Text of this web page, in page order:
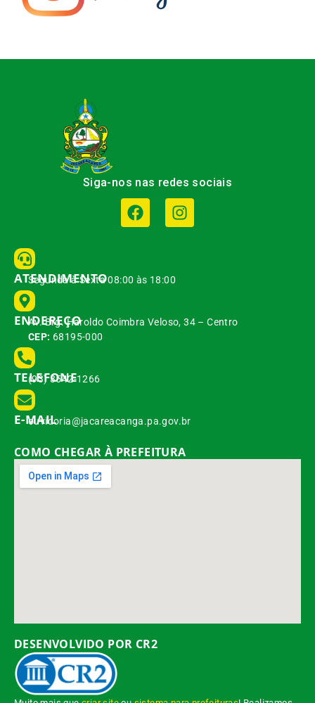
Siga-nos nas redes sociais
ATENDIMENTO
Segunda à Sexta 08:00 às 18:00
ENDEREÇO
Av. Brg. Haroldo Coimbra Veloso, 34 – Centro
CEP: 68195-000
TELEFONE
(93) 3542-1266
E-MAIL
ouvidoria@jacareacanga.pa.gov.br
COMO CHEGAR À PREFEITURA
DESENVOLVIDO POR CR2